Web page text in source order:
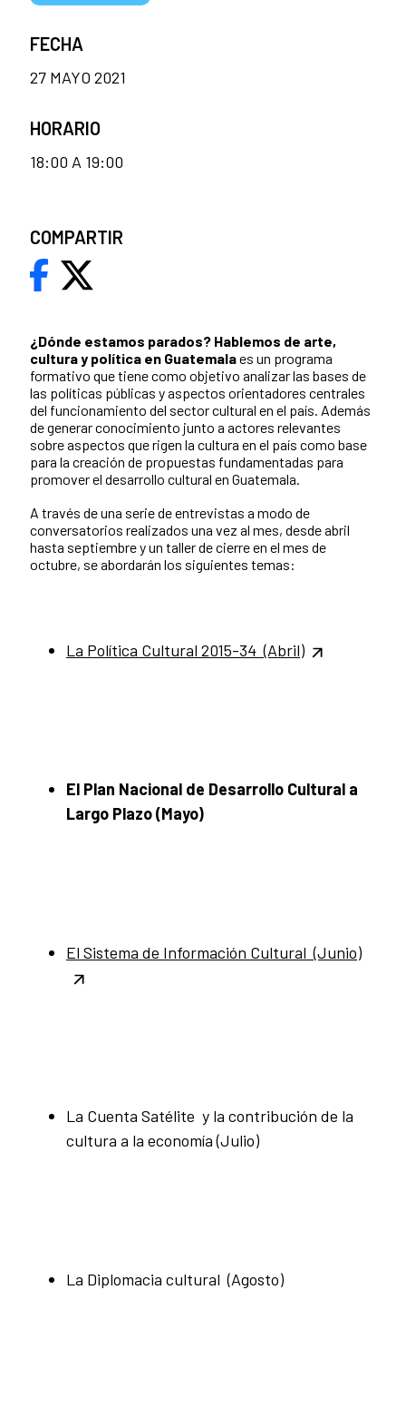
¿Dónde estamos parados? Hablemos de arte,
cultura y política en Guatemalaes un programa
formativo que tiene como objetivo analizar las bases de
las políticas públicas y aspectos orientadores centrales
del funcionamiento del sector cultural en el país. Además
de generar conocimiento junto a actores relevantes
sobre aspectos que rigen la cultura en el país como base
para la creación de propuestas fundamentadas para
promover el desarrollo cultural en Guatemala.
A través de una serie de entrevistas a modo de
conversatorios realizados una vez al mes, desde abril
hasta septiembre y un taller de cierre en el mes de
octubre, se abordarán los siguientes temas:
La Política Cultural 2015-34 (Abril)
El Plan Nacional de Desarrollo Cultural a
Largo Plazo (Mayo)
El Sistema de Información Cultural (Junio)
La Cuenta Satélite y la contribución de la
cultura a la economía (Julio)
La Diplomacia cultural (Agosto)
FECHA
27 MAYO 2021
HORARIO
18:00 A 19:00
COMPARTIR